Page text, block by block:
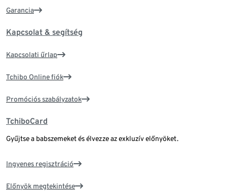
Garancia
Kapcsolat & segítség
Kapcsolati űrlap
Tchibo Online fiók
Promóciós szabályzatok
TchiboCard
Gyűjtse a babszemeket és élvezze az exkluzív előnyöket.
Ingyenes regisztráció
Előnyök megtekintése